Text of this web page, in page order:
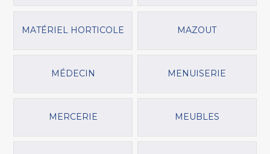
MATÉRIEL HORTICOLE MAZOUT
MÉDECIN MENUISERIE
MERCERIE MEUBLES